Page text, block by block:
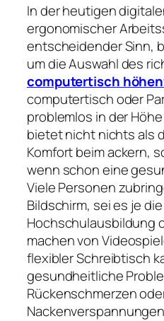
In der heutigen
ergonomischer
entscheidender Sinn,
um die Auswahl des
computertisch
computertisch oder
problemlos in der
bietet nicht nichts als
Komfort beim ackern,
wenn schon eine
Viele Personen
Bildschirm, sei es je
Hochschulausbildung
machen von
flexibler Schreibtisch
gesundheitliche
Rückenschmerzen